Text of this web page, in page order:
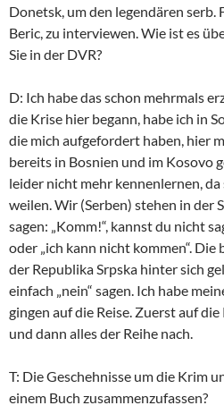
Donetsk, um den legendären serb.
Beric, zu interviewen. Wie ist es
Sie in der DVR?
D: Ich habe das schon mehrmals
die Krise hier begann, habe ich in
die mich aufgefordert haben, hier
bereits in Bosnien und im Kosovo
leider nicht mehr kennenlernen,
weilen. Wir (Serben) stehen in der
sagen: „Komm!“, kannst du nicht
oder „ich kann nicht kommen“.
der Republika Srpska hinter sich
einfach „nein“ sagen. Ich habe
gingen auf die Reise. Zuerst auf
und dann alles der Reihe nach.
T: Die Geschehnisse um die Krim
einem Buch zusammenzufassen?